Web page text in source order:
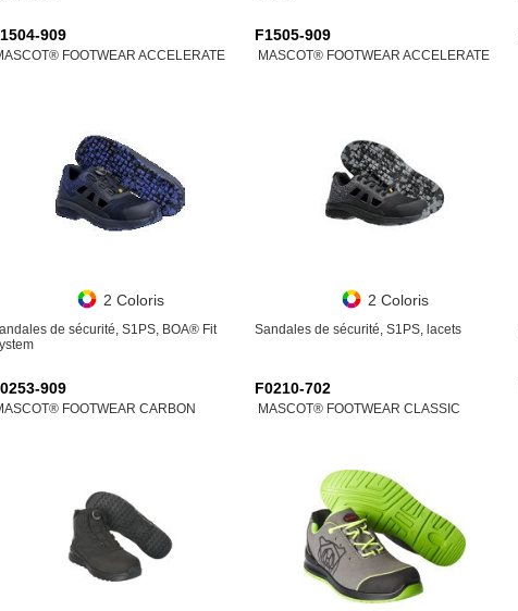
909
FOOTWEAR ACCELERATE
2 Coloris
de sécurité, S1PS, BOA® Fit
F1505-909
MASCOT® FOOTWEAR ACCELERATE
2 Coloris
Sandales de sécurité, S1PS, lacets
909
FOOTWEAR CARBON
F0210-702
MASCOT® FOOTWEAR CLASSIC